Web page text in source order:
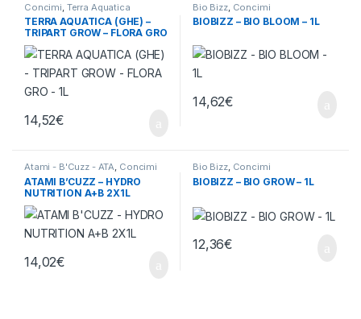
Concimi Terra Aquatica
TERRA AQUATICA (GHE) –
TRIPART GROW – FLORA GRO
– 1L
14,52€
Bio Bizz, Concimi
BIOBIZZ – BIO BLOOM – 1L
14,62€
Atami - B'Cuzz - ATA, Concimi
ATAMI B’CUZZ – HYDRO
NUTRITION A+B 2X1L
14,02€
Bio Bizz, Concimi
BIOBIZZ – BIO GROW – 1L
12,36€